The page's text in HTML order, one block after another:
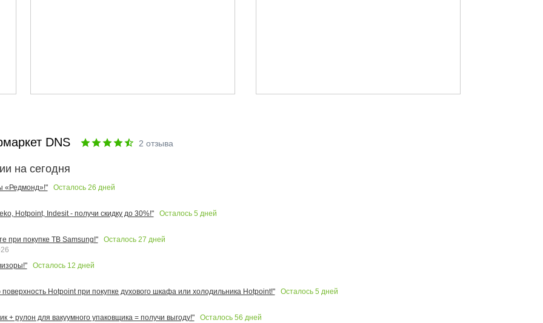
DNS 2 отзыва
на сегодня
«Редмонд»!" Осталось 26 дней
Hotpoint, Indesit - получи скидку до 30%!" Осталось 5 дней
при покупке ТВ Samsung!" Осталось 27 дней
Осталось 12 дней
Hotpoint при покупке духового шкафа или холодильника Hotpoint!" Осталось 5 дней
+ рулон для вакуумного упаковщика = получи выгоду!" Осталось 56 дней